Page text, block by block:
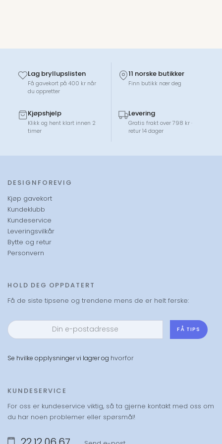
Lag bryllupslisten
Få gavekort på 400 kr når
du oppretter
11 norske butikker
Finn butikk nær deg
Kjøpshjelp
Klikk og hent klart innen 2
timer
Levering
Gratis frakt over 798 kr ·
retur 14 dager
DESIGNFOREVIG
Kjøp gavekort
Kundeklubb
Kundeservice
Leveringsvilkår
Bytte og retur
Personvern
HOLD DEG OPPDATERT
Få de siste tipsene og trendene mens de er helt ferske:
FÅ TIPS
Se hvilke opplysninger vi lagrer og hvorfor
KUNDESERVICE
For oss er kundeservice viktig, så ta gjerne kontakt med oss om
du har noen problemer eller spørsmål!